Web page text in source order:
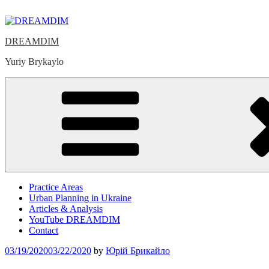
to
DREAMDIM
Yuriy Brykaylo
Practice Areas
Urban Planning in Ukraine
Articles & Analysis
YouTube DREAMDIM
Contact
Posted
03/19/202003/22/2020 by Юрій Брикайло